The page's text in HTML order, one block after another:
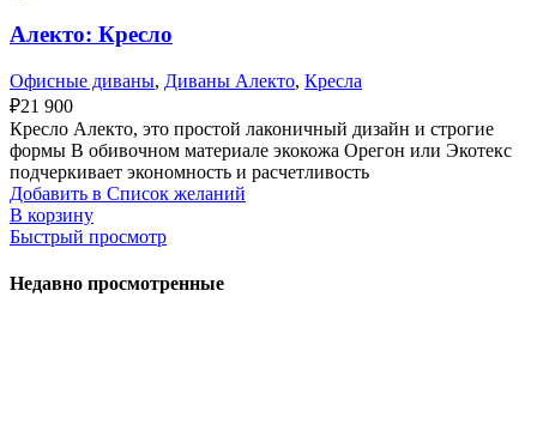
Алекто: Кресло
Офисные диваны, Диваны Алекто, Кресла
₽21 900
Кресло Алекто, это простой лаконичный дизайн и строгие
формы В обивочном материале экокожа Орегон или Экотекс
подчеркивает экономность и расчетливость
Добавить в Список желаний
В корзину
Быстрый просмотр
Недавно просмотренные